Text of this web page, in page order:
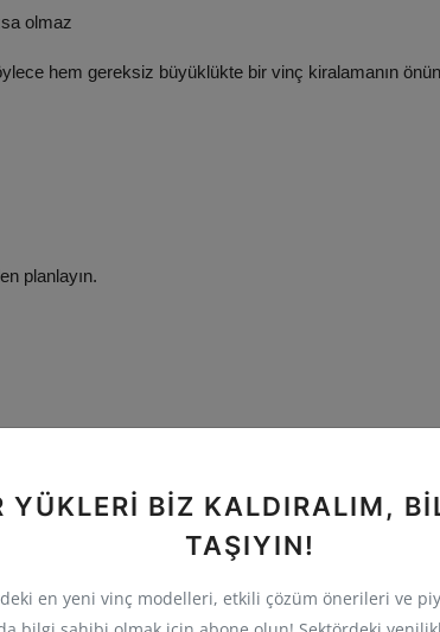
YÜKLERI BIZ KALDIRALIM,
TAŞIYIN!
en yeni vinç modelleri, etkili çözüm önerileri ve
olmaz
hem gereksiz büyüklükte bir vinç kiralamanın
planlayın.
geçmiş, belgeli ve sektörel tecrübeye sahip
parkuru kalitesi, teslimat hızı ve müşteri desteğiyle